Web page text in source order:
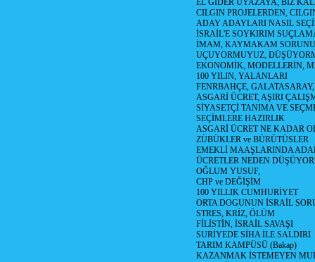
EL GİDER UYAZAYA, BİZ
CILGIN PROJELERDEN,
ADAY ADAYLARI NASIL
İSRAİL'E SOYKIRIM
İMAM, KAYMAKAM SORUNU
UÇUYORMUYUZ,
EKONOMİK, MODELLERİN,
100 YILIN, YALANLARI
FENRBAHÇE,
ASGARİ ÜCRET, AŞIRI
SİYASETÇİ TANIMA VE
SEÇİMLERE HAZIRLIK
ASGARİ ÜCRET NE KADAR
ZÜBÜKLER ve BÜRÜTÜSLER
EMEKLİ MAAŞLARINDA
ÜCRETLER NEDEN
OĞLUM YUSUF,
CHP ve DEĞİŞİM
100 YILLIK CUMHURİYET
ORTA DOGUNUN İSRAİL
STRES, KRİZ, ÖLÜM
FİLİSTİN, İSRAİL SAVAŞI
SURİYEDE SİHA İLE SALDIRI
TARIM KAMPÜSÜ (Bakap)
KAZANMAK İSTEMEYEN